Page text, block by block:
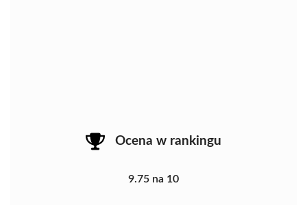
Ocena w rankingu
9.75 na 10